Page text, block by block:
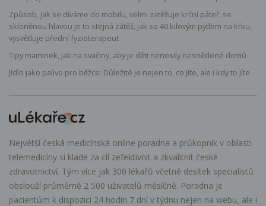
Způsob, jak se díváme do mobilu, velmi zatěžuje krční páteř, se
skloněnou hlavou je to stejná zátěž, jak se 40 kilovým pytlem na krku,
vysvětluje přední fyzioterapeut
Tipy maminek, jak na svačiny, aby je děti nenosily nesnědené domů
Jídlo jako palivo pro běžce: Důležité je nejen to, co jíte, ale i kdy to jíte
Největší česká medicínská online poradna a průkopník v oblasti
telemedicíny si klade za cíl zefektivnit a zkvalitnit české
zdravotnictví. Tým více jak 300 lékařů včetně desítek specialistů
obslouží průměrně 2 500 uživatelů měsíčně. Poradna je
pacientům k dispozici 24 hodin 7 dní v týdnu nejen na webu, ale i